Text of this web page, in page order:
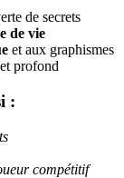
de secrets
de vie
et aux graphismes
et profond
:
compétitif